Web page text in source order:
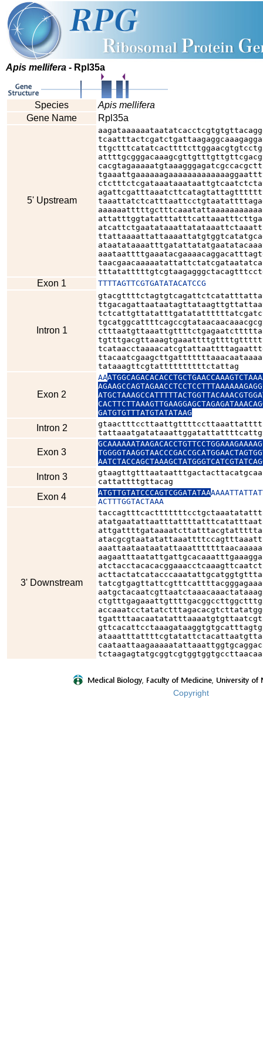
Apis mellifera - Rpl35a
Species
Apis mellifera
Gene Name
Rpl35a
5' Upstream
Exon 1 TTTTAGTTCGTGATATACATCCG
Intron 1
tataaagttcgtattttttttttctattag
Exon 2
AA
GATGTGTTTATGTATATAAG
Intron 2
Exon 3
Intron 3
cattattttgttacag
Exon 4 ATGTTGTATCCCAGTCGGATATAA
ACTTTGGTACTAAA
3' Downstream
Copyright